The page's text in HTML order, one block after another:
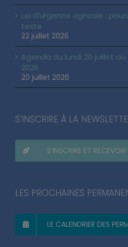
Loi d’urgence agricole :
texte
22 juillet 2026
Agenda du lundi 20 juillet
2026
20 juillet 2026
S’INSCRIRE À LA
S’INSCRIRE ET
LES PROCHAINES
LE CALENDRIER DES